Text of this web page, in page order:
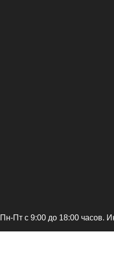
Пт c 9:00 до 18:00 часов.